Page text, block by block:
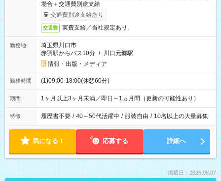
場合＋交通費別途支給
交通費別途支給あり
交通費 実費支給／当社規定あり。
勤務地
埼玉県川口市
赤羽駅からバス10分 / 川口元郷駅
情報・出版・メディア
勤務時間 (1)09:00-18:00(休憩60分)
期間 1ヶ月以上3ヶ月未満／即日～1ヵ月間（更新の可能性あり）
特徴 履歴書不要 / 40～50代活躍中 / 服装自由 / 10名以上の大量募集
気になる！ 応募する 詳細へ
掲載日：2026.08.07